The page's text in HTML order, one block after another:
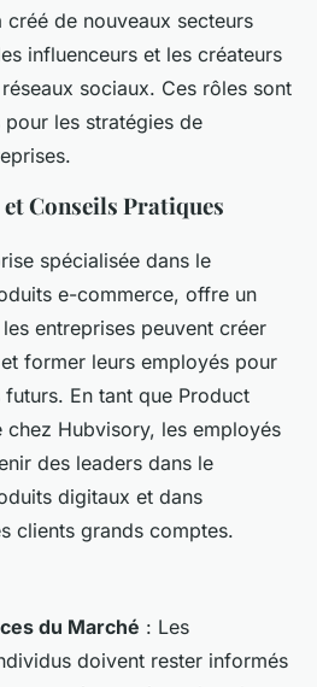
de nouveaux secteurs
influenceurs et les créateurs
sociaux. Ces rôles sont
pour les stratégies de
Conseils Pratiques
spécialisée dans le
e-commerce, offre un
entreprises peuvent créer
former leurs employés pour
En tant que Product
chez Hubvisory, les employés
des leaders dans le
digitaux et dans
clients grands comptes.
du Marché : Les
doivent rester informés